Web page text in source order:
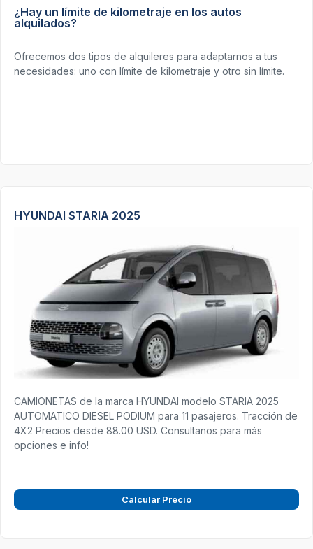
¿Hay un límite de kilometraje en los autos
alquilados?
Ofrecemos dos tipos de alquileres para adaptarnos a tus
necesidades: uno con límite de kilometraje y otro sin límite.
HYUNDAI STARIA 2025
CAMIONETAS de la marca HYUNDAI modelo STARIA 2025
AUTOMATICO DIESEL PODIUM para 11 pasajeros. Tracción de
4X2 Precios desde 88.00 USD. Consultanos para más
opciones e info!
Calcular Precio